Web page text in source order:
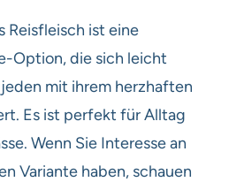
Reisfleisch ist eine
Option, die sich leicht
mit ihrem herzhaften
Es ist perfekt für Alltag
Wenn Sie Interesse an
Variante haben, schauen